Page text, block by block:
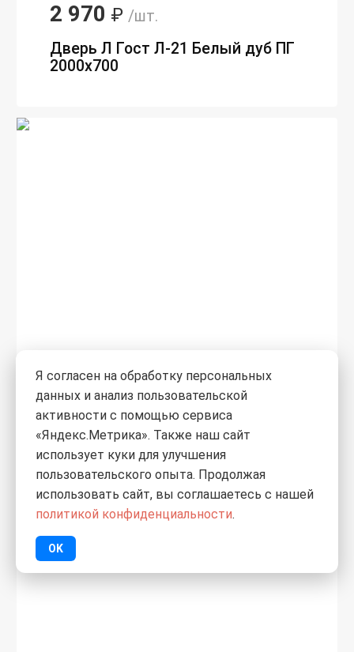
2 970 ₽ /шт.
Дверь Л Гост Л-21 Белый дуб ПГ
2000х700
0
2 670 ₽ /шт.
Дверь Л Гост Л-11 Итальянский
орех ПГ 2000х600
Я согласен на обработку персональных
данных и анализ пользовательской
активности с помощью сервиса
«Яндекс.Метрика». Также наш сайт
использует куки для улучшения
пользовательского опыта. Продолжая
использовать сайт, вы соглашаетесь с нашей
политикой конфиденциальности.
OK